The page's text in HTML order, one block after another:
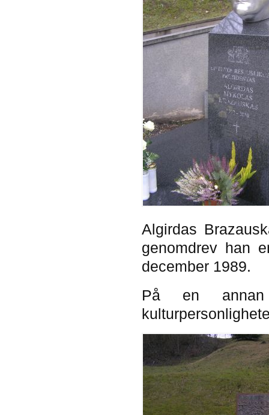
Algirdas
genomdrev han
december 1989.
På en